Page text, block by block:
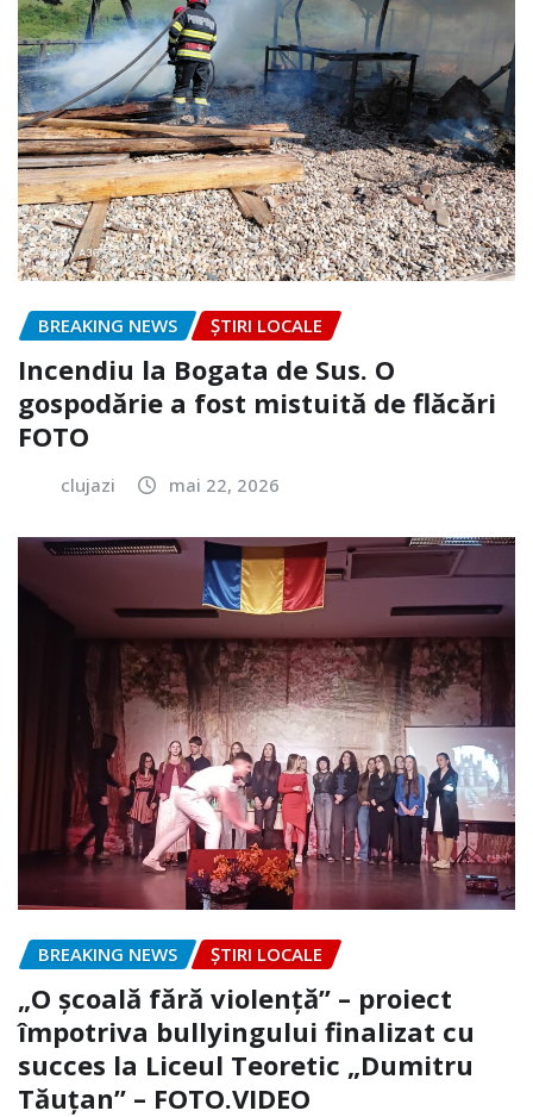
BREAKING NEWS ȘTIRI LOCALE
Incendiu la Bogata de Sus. O
gospodărie a fost mistuită de flăcări
FOTO
clujazi mai 22, 2026
BREAKING NEWS ȘTIRI LOCALE
„O școală fără violență” – proiect
împotriva bullyingului finalizat cu
succes la Liceul Teoretic „Dumitru
Tăuțan” – FOTO.VIDEO